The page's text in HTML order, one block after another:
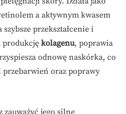
a aktywnym kwasem
przekształcenie i
produkcję kolagenu, poprawia
odnowę naskórka, co
oraz poprawy
zauważyć jego silne